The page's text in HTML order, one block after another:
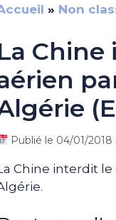
» Non
Publié le 04/01/2018
Chine interdit